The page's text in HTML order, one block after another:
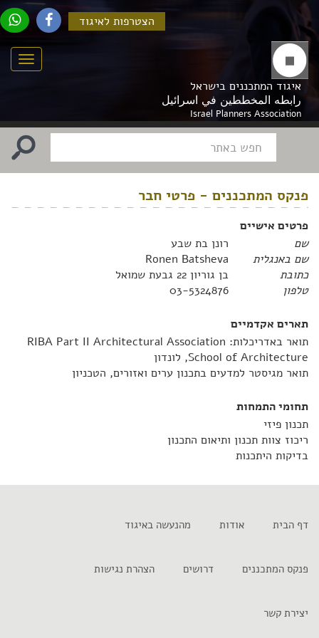
הצטרפות לאיגוד
איגוד המתכננים בישראל
رابطه المخططين في اسرائيل
Israel Planners Association
פנקס המתכננים - פרטי חבר
פרטים אישיים
שם
רונן בת שבע
שם באנגלית
Ronen Batsheva
כתובת
בן גוריון 22 גבעת שמואל
טלפון
03-5324876
תארים אקדמיים
תואר באדריכלות: RIBA Part II Architectural Association
School of Architecture, לונדון
תואר מגיסטר למדעים בתכנון ערים ואזורים, הטכניון
תחומי התמחות
תכנון פיזי
ריכוז צוות תכנון ותיאום התכנון
בדיקות היתכנות
דף הבית אודות מהנעשה באיגוד
פנקס המתכננים דרושים הצהרת נגישות
יצירת קשר